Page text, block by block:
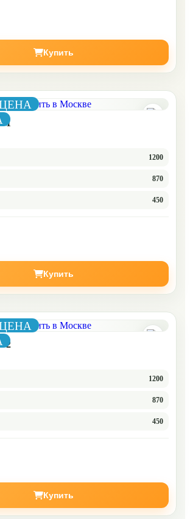
Купить
1
1200
870
450
Купить
2
1200
870
450
Купить